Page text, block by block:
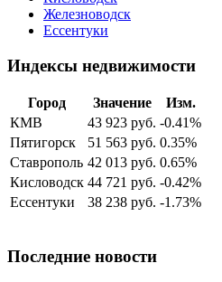
Железноводск
Ессентуки
Индексы недвижимости
Город Значение
Изм.
КМВ
43 923 руб. -0.41%
Пятигорск
51 563 руб. 0.35%
Ставрополь 42 013 руб. 0.65%
Кисловодск 44 721 руб. -0.42%
Ессентуки
38 238 руб. -1.73%
Последние новости